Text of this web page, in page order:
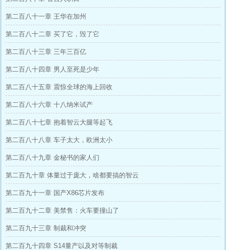
第二百八十一章 王华在加州
第二百八十二章 买了它，毁了它
第二百八十三章 三年三百亿
第二百八十四章 男人至死是少年
第二百八十五章 震惊全球的海上回收
第二百八十六章 十八纳米试产
第二百八十七章 抱着智云大腿等起飞
第二百八十八章 车子太大，欧洲太小
第二百八十九章 金秘书的家人们
第二百九十章 体量过于庞大，啥都要搞的智云
第二百九十一章 国产X86芯片发布
第二百九十二章 美禁售：火车要撞山了
第二百九十三章 制裁和冲突
第二百九十四章 S14量产以及对等制裁